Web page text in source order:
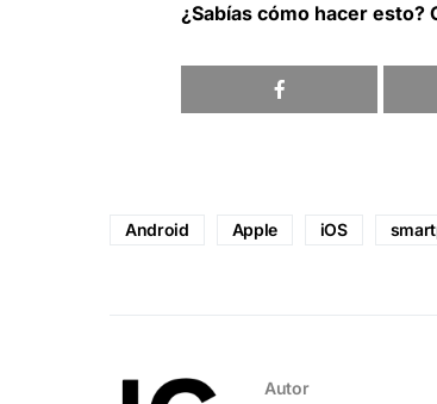
¿Sabías cómo hacer esto?
Android Apple iOS
Autor